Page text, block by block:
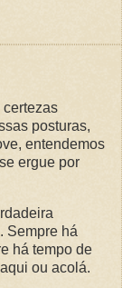
certezas
posturas,
entendemos
ergue por
Sempre há
há tempo de
ou acolá.